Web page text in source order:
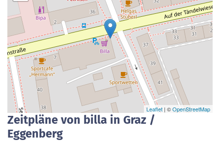
Leaflet | ©OpenStreetMap
Zeitpläne von billa in Graz /
Eggenberg